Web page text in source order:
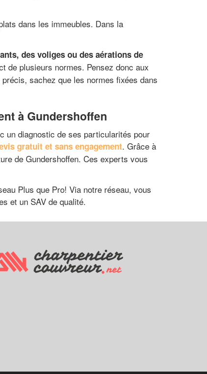
dans les immeubles. Dans la
des voliges ou des aérations de
de plusieurs normes. Pensez donc aux
sachez que les normes fixées dans
à Gundershoffen
un diagnostic de ses particularités pour
gratuit et sans engagement. Grâce à
de Gundershoffen. Ces experts vous
Plus que Pro! Via notre réseau, vous
et un SAV de qualité.